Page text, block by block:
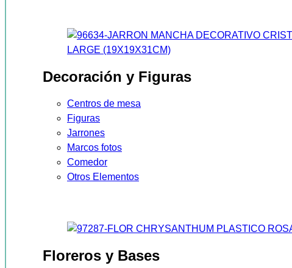
Decoración y Figuras
Centros de mesa
Figuras
Jarrones
Marcos fotos
Comedor
Otros Elementos
Floreros y Bases